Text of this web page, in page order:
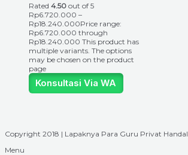
Rated 4.50 out of 5
Rp6.720.000 –
Rp18.240.000Price range:
Rp6.720.000 through
Rp18.240.000 This product has
multiple variants. The options
may be chosen on the product
page
Konsultasi Via WA
Copyright 2018 | Lapaknya Para Guru Privat Handal
Menu